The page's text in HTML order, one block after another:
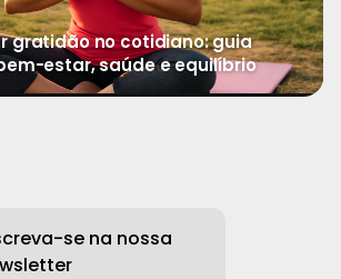
gratidão no cotidiano: guia
estar, saúde e equilíbrio
se na nossa